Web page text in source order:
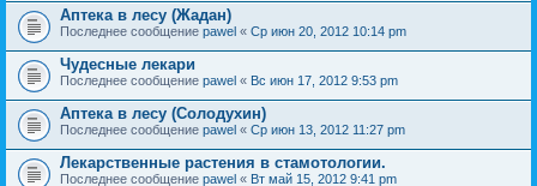
Аптека в лесу (Жадан)
Последнее сообщение pawel « Ср июн 20, 2012 10:14 pm
Чудесные лекари
Последнее сообщение pawel « Вс июн 17, 2012 9:53 pm
Аптека в лесу (Солодухин)
Последнее сообщение pawel « Ср июн 13, 2012 11:27 pm
Лекарственные растения в стамотологии.
Последнее сообщение pawel « Вт май 15, 2012 9:41 pm